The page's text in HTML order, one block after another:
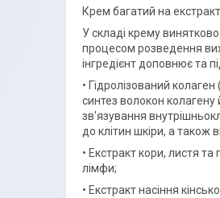
Крем багатий на
У складі крему
процесом розведення
інгредієнт доповнює та
• Гідролізований
синтез волокон
зв'язування
до клітин шкіри, а також
• Екстракт кори, листя та
лімфи;
• Екстракт насіння